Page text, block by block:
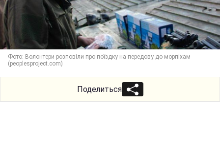
Фото: Волонтери розповіли про поїздку на передову до морпіхам
(peoplesproject.com)
Поделиться